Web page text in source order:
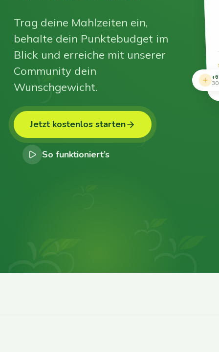
Trag deine Mahlzeiten ein,
behalte dein Punktebudget im
Blick und erreiche mit unserer
Community dein
Wunschgewicht.
Jetzt kostenlos starten
So funktioniert’s